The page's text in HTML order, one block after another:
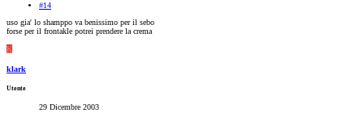
#14
uso gia' lo shamppo va benissimo per il sebo
forse per il frontakle potrei prendere la crema
K
klark
Utente
29 Dicembre 2003